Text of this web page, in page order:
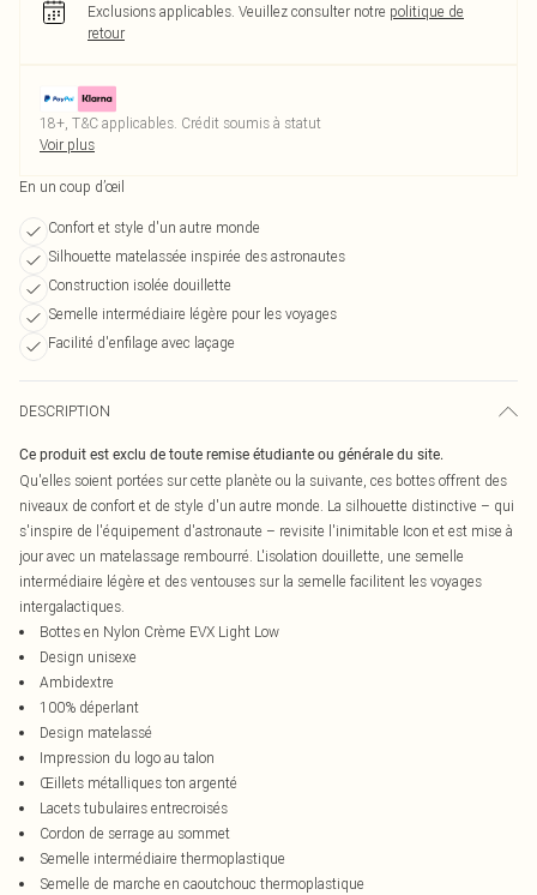
Exclusions applicables. Veuillez consulter notre politique de
retour
18+, T&C applicables. Crédit soumis à statut
Voir plus
En un coup d’œil
Confort et style d'un autre monde
Silhouette matelassée inspirée des astronautes
Construction isolée douillette
Semelle intermédiaire légère pour les voyages
Facilité d'enfilage avec laçage
DESCRIPTION
Ce produit est exclu de toute remise étudiante ou générale du site.
Qu'elles soient portées sur cette planète ou la suivante, ces bottes offrent des
niveaux de confort et de style d'un autre monde. La silhouette distinctive – qui
s'inspire de l'équipement d'astronaute – revisite l'inimitable Icon et est mise à
jour avec un matelassage rembourré. L'isolation douillette, une semelle
intermédiaire légère et des ventouses sur la semelle facilitent les voyages
intergalactiques.
Bottes en Nylon Crème EVX Light Low
Design unisexe
Ambidextre
100% déperlant
Design matelassé
Impression du logo au talon
Œillets métalliques ton argenté
Lacets tubulaires entrecroisés
Cordon de serrage au sommet
Semelle intermédiaire thermoplastique
Semelle de marche en caoutchouc thermoplastique